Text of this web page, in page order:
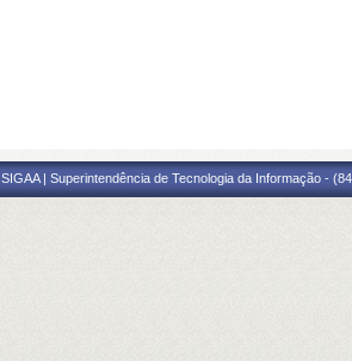
SIGAA | Superintendência de Tecnologia da Informação -